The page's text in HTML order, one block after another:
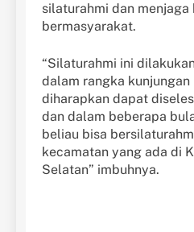
silaturahmi dan menjaga
bermasyarakat.
“Silaturahmi ini
dalam rangka kunjungan
diharapkan dapat
dan dalam beberapa
beliau bisa
kecamatan yang ada di
Selatan” imbuhnya.